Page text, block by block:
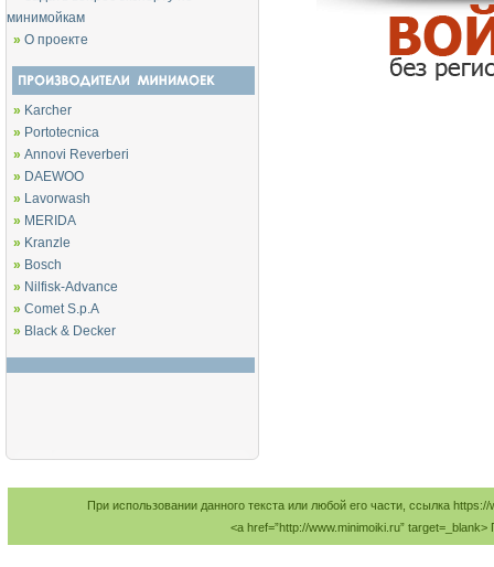
минимойкам
» О проекте
» Karcher
» Portotecnica
» Annovi Reverberi
» DAEWOO
» Lavorwash
» MERIDA
» Kranzle
» Bosch
» Nilfisk-Advance
» Comet S.p.A
» Black & Decker
При использовании данного текста или любой его части, ссылка
<a href=”http://www.minimoiki.ru”